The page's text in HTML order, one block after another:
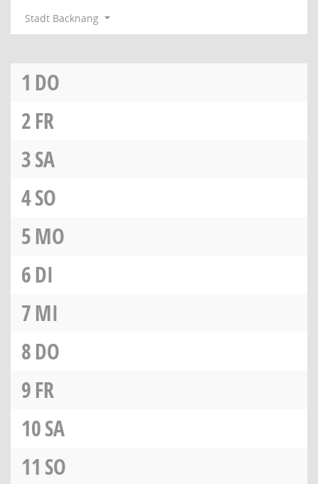
Stadt Backnang
1 DO
2FR
3SA
4SO
5MO
6DI
7MI
8DO
9FR
10SA
11 SO